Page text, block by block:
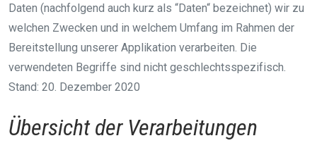
Daten (nachfolgend auch kurz als “Daten“ bezeichnet) wir zu
welchen Zwecken und in welchem Umfang im Rahmen der
Bereitstellung unserer Applikation verarbeiten. Die
verwendeten Begriffe sind nicht geschlechtsspezifisch.
Stand: 20. Dezember 2020
Übersicht der Verarbeitungen